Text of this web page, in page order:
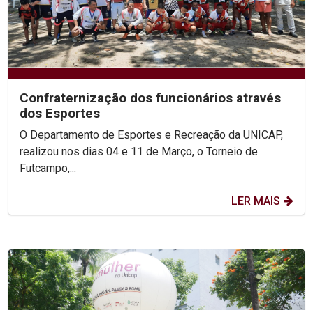
Confraternização dos funcionários através
dos Esportes
O Departamento de Esportes e Recreação da UNICAP,
realizou nos dias 04 e 11 de Março, o Torneio de
Futcampo,...
LER MAIS